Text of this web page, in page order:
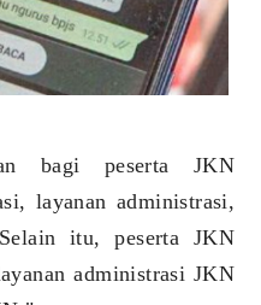
bagi peserta JKN
layanan administrasi,
itu, peserta JKN
administrasi JKN